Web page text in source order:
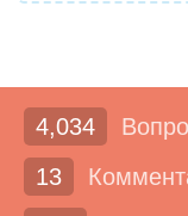
4,034
13